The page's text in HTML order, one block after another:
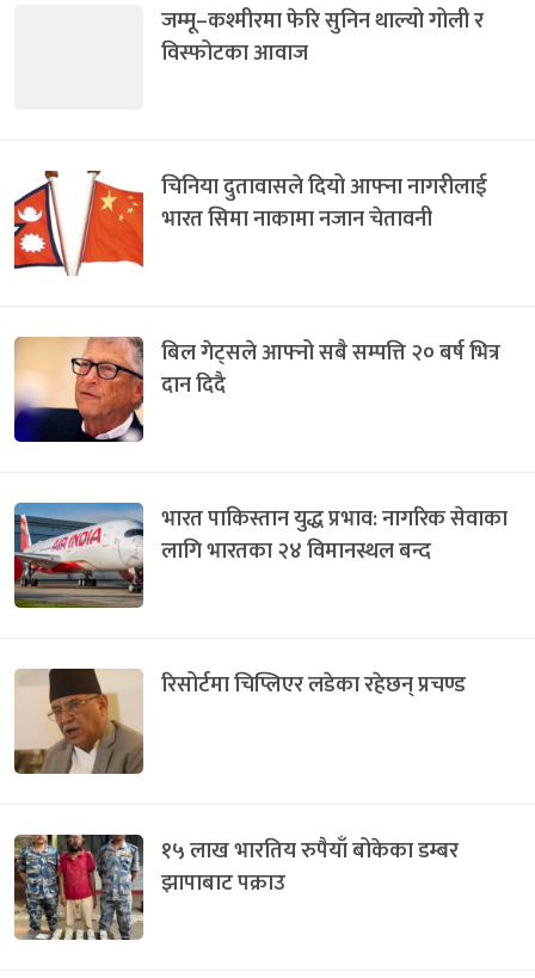
जम्मू–कश्मीरमा फेरि सुनिन थाल्यो गोली र
विस्फोटका आवाज
चिनिया दुतावासले दियो आफ्ना नागरीलाई
भारत सिमा नाकामा नजान चेतावनी
बिल गेट्सले आफ्नो सबै सम्पत्ति २० बर्ष भित्र
दान दिदै
भारत पाकिस्तान युद्ध प्रभाव: नागरिक सेवाका
लागि भारतका २४ विमानस्थल बन्द
रिसोर्टमा चिप्लिएर लडेका रहेछन् प्रचण्ड
१५ लाख भारतिय रुपैयाँ बोकेका डम्बर
झापाबाट पक्राउ